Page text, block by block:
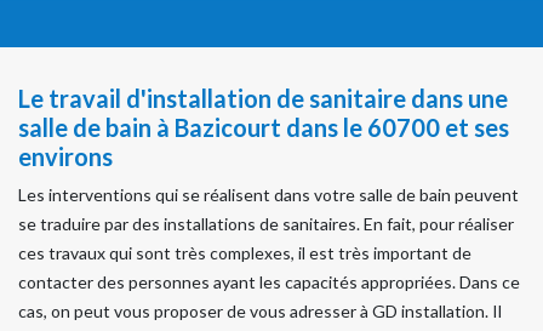
Le travail d'installation de sanitaire dans une
salle de bain à Bazicourt dans le 60700 et ses
environs
Les interventions qui se réalisent dans votre salle de bain peuvent
se traduire par des installations de sanitaires. En fait, pour réaliser
ces travaux qui sont très complexes, il est très important de
contacter des personnes ayant les capacités appropriées. Dans ce
cas, on peut vous proposer de vous adresser à GD installation. Il